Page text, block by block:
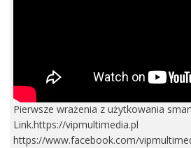
Pierwsze wrażenia z użytkowania
Link.https://vipmultimedia.pl
https://www.facebook.com/